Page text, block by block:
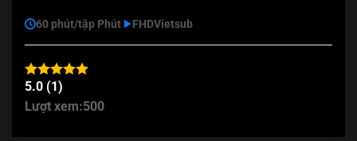
60 phút/tập Phút FHDVietsub
5.0 (1)
Lượt xem:500